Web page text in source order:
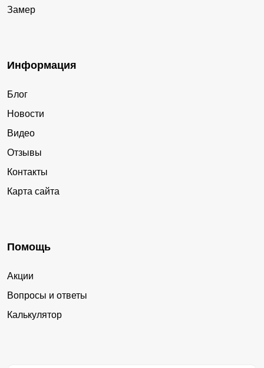
Замер
Информация
Блог
Новости
Видео
Отзывы
Контакты
Карта сайта
Помощь
Акции
Вопросы и ответы
Калькулятор